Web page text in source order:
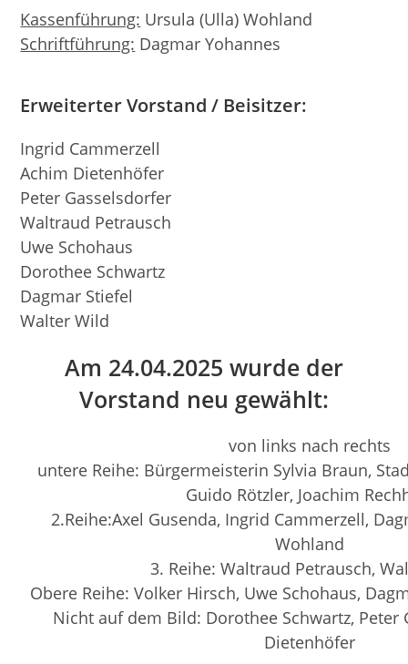
Kassenführung: Ursula (Ulla) Wohland
Schriftführung: Dagmar Yohannes
Erweiterter Vorstand / Beisitzer:
Ingrid Cammerzell
Achim Dietenhöfer
Peter Gasselsdorfer
Waltraud Petrausch
Uwe Schohaus
Dorothee Schwartz
Dagmar Stiefel
Walter Wild
Am 24.04.2025 wurde der
Vorstand neu gewählt:
von links nach rechts
untere Reihe: Bürgermeisterin Sylvia Braun,
Guido Rötzler, Joachim
2.Reihe:Axel Gusenda, Ingrid Cammerzell,
Wohland
3. Reihe: Waltraud Petrausch,
Obere Reihe: Volker Hirsch, Uwe Schohaus,
Nicht auf dem Bild: Dorothee Schwartz, Peter
Dietenhöfer